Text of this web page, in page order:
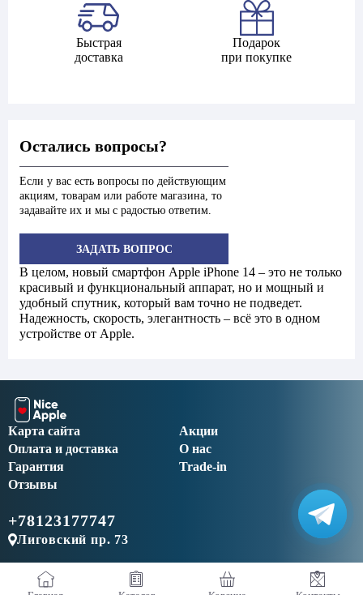
Быстрая
доставка
Подарок
при покупке
Остались вопросы?
Если у вас есть вопросы по действующим
акциям, товарам или работе магазина, то
задавайте их и мы с радостью ответим.
ЗАДАТЬ ВОПРОС
В целом, новый смартфон Apple iPhone 14 – это не только
красивый и функциональный аппарат, но и мощный и
удобный спутник, который вам точно не подведет.
Надежность, скорость, элегантность – всё это в одном
устройстве от Apple.
Акции
О нас
Оплата и доставка
Trade-in
Гарантия
Отзывы
Карта сайта
+78123177747
Лиговский пр. 73